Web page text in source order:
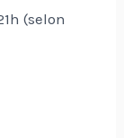
(selon